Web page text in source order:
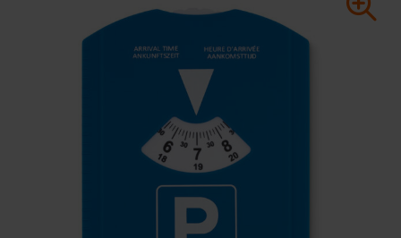
Beurs & Event
Sleutelhangers & Tools
Outdoor & Vrije Tijd
Auto & Veiligheid
Alle geefmomenten